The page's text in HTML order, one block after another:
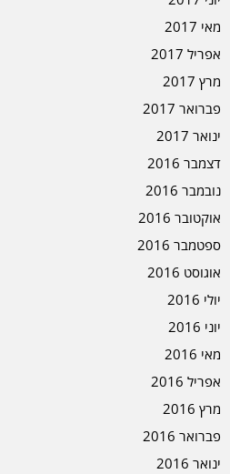
מאי 2017
אפריל 2017
מרץ 2017
פברואר 2017
ינואר 2017
דצמבר 2016
נובמבר 2016
אוקטובר 2016
ספטמבר 2016
אוגוסט 2016
יולי 2016
יוני 2016
מאי 2016
אפריל 2016
מרץ 2016
פברואר 2016
ינואר 2016